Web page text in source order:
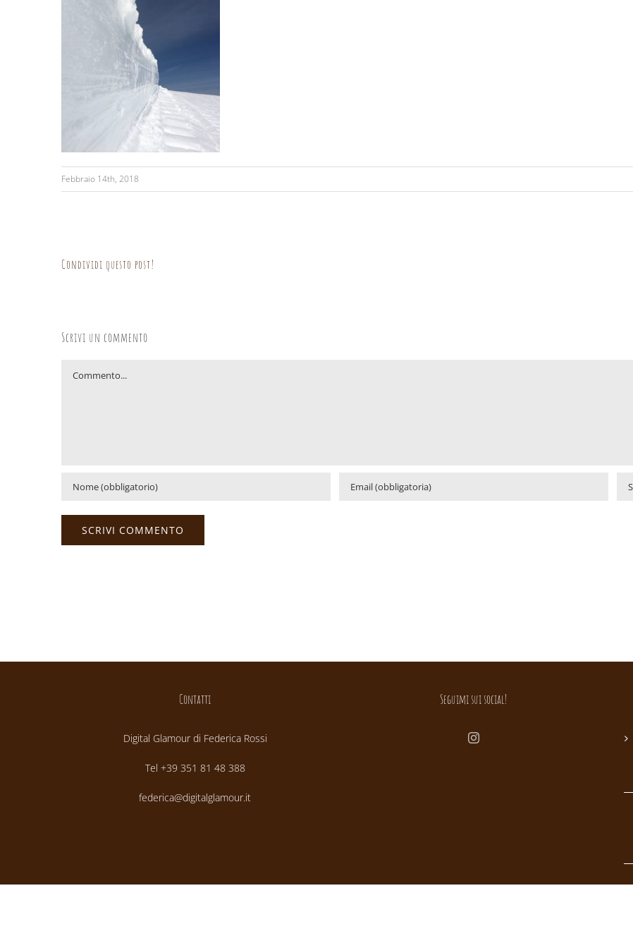
Febbraio 14th, 2018
Condividi questo post!
Scrivi un commento
Contatti
Digital Glamour di Federica Rossi
Tel +39 351 81 48 388
federica@digitalglamour.it
Seguimi sui social!